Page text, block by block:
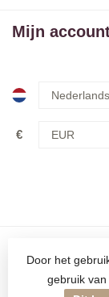
Mijn
€
Door het
gebruik van